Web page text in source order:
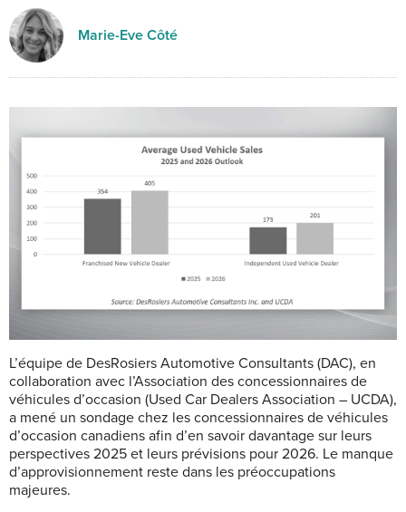
Marie-Eve Côté
L’équipe de DesRosiers Automotive Consultants (DAC), en
collaboration avec l’Association des concessionnaires de
véhicules d’occasion (Used Car Dealers Association – UCDA),
a mené un sondage chez les concessionnaires de véhicules
d’occasion canadiens afin d’en savoir davantage sur leurs
perspectives 2025 et leurs prévisions pour 2026. Le manque
d’approvisionnement reste dans les préoccupations
majeures.